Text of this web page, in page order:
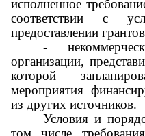
исполненное
соответствии с
предоставлении
-
организации,
которой
мероприятия
из других источников.
Условия и
том числе